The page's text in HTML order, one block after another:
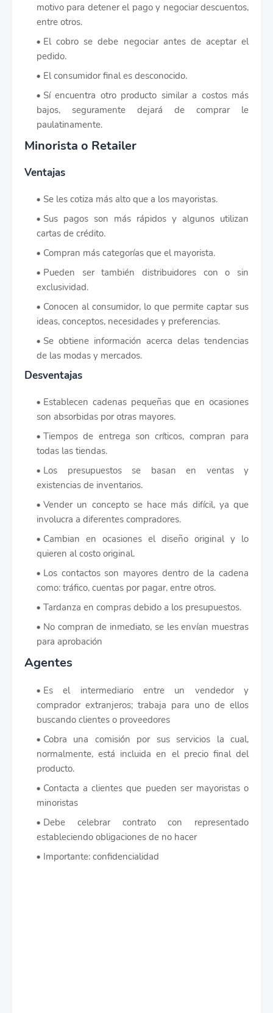
motivo para detener el pago y negociar descuentos,
entre otros.
El cobro se debe negociar antes de aceptar el
pedido.
El consumidor final es desconocido.
Sí encuentra otro producto similar a costos más
bajos, seguramente dejará de comprar le
paulatinamente.
Minorista o Retailer
Ventajas
Se les cotiza más alto que a los mayoristas.
Sus pagos son más rápidos y algunos utilizan
cartas de crédito.
Compran más categorías que el mayorista.
Pueden ser también distribuidores con o sin
exclusividad.
Conocen al consumidor, lo que permite captar sus
ideas, conceptos, necesidades y preferencias.
Se obtiene información acerca delas tendencias
de las modas y mercados.
Desventajas
Establecen cadenas pequeñas que en ocasiones
son absorbidas por otras mayores.
Tiempos de entrega son críticos, compran para
todas las tiendas.
Los presupuestos se basan en ventas y
existencias de inventarios.
Vender un concepto se hace más difícil, ya que
involucra a diferentes compradores.
Cambian en ocasiones el diseño original y lo
quieren al costo original.
Los contactos son mayores dentro de la cadena
como: tráfico, cuentas por pagar, entre otros.
Tardanza en compras debido a los presupuestos.
No compran de inmediato, se les envían muestras
para aprobación
Agentes
Es el intermediario entre un vendedor y
comprador extranjeros; trabaja para uno de ellos
buscando clientes o proveedores
Cobra una comisión por sus servicios la cual,
normalmente, está incluida en el precio final del
producto.
Contacta a clientes que pueden ser mayoristas o
minoristas
Debe celebrar contrato con representado
estableciendo obligaciones de no hacer
Importante: confidencialidad